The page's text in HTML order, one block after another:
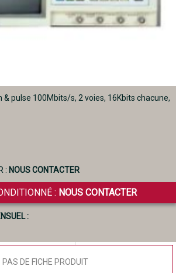
pulse 100Mbits/s, 2 voies, 16Kbits chacune,
: NOUS CONTACTER
: NOUS CONTACTER
:
PAS DE FICHE PRODUIT